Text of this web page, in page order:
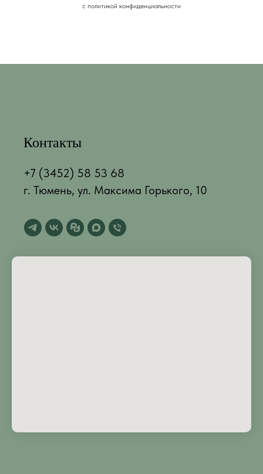
c политикой конфиденциальности
Контакты
+7 (3452) 58 53 68
г. Тюмень, ул. Максима Горького, 10